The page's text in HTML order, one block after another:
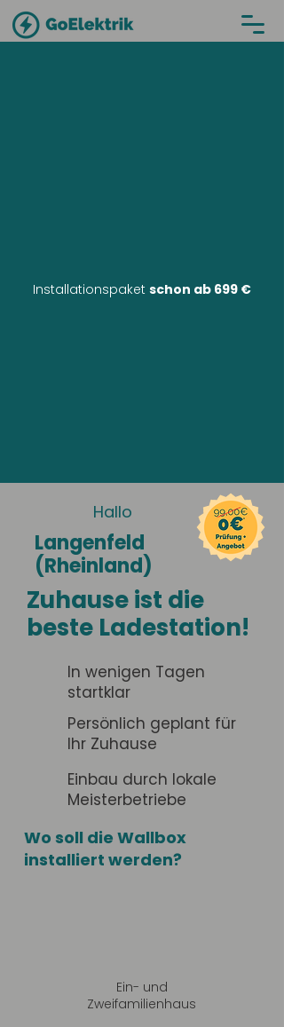
Installationspaket schon ab 699 €
Hallo
Langenfeld
(Rheinland)
Zuhause ist die
beste Ladestation!
In wenigen Tagen
startklar
Persönlich geplant für
Ihr Zuhause
Einbau durch lokale
Meisterbetriebe
Wo soll die Wallbox
installiert werden?
Ein- und
Zweifamilienhaus